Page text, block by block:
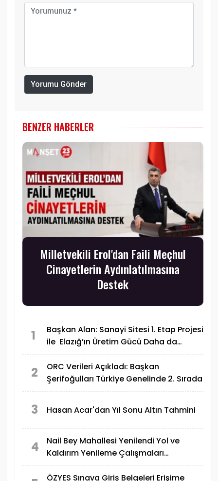
Yorumu Gönder
BENZER HABERLER
Milletvekili Erol'dan Faili Meçhul
Cinayetlerin Aydınlatılmasına
Destek
1
Başkan Alan: Sanayi Sitesi 1. Etap Projesi
ile Elazığ’ın Üretim Gücü Daha da
2
ORC Verileri Açıkladı: Başkan
Şerifoğulları Türkiye Genelinde 2. Sırada
3 Hasan Acar'dan Yıl Sonu Altın Tahmini
4
Nail Bey Mahallesi Yenilendi Yol ve
Kaldırım Yenileme Çalışmaları
ÖZYES Sınava Giriş Belgeleri Erişime